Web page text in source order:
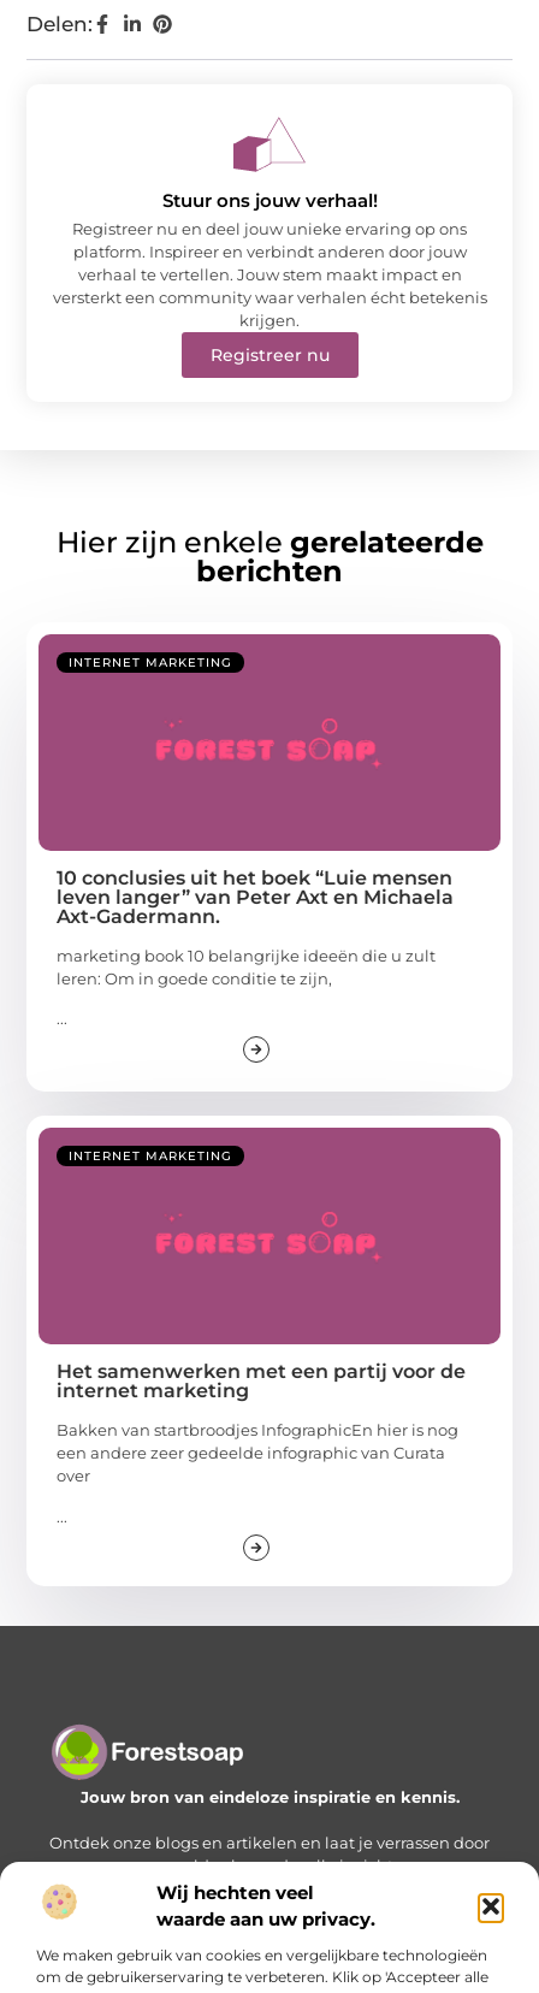
Wij hechten veel
waarde aan uw privacy.
We maken gebruik van cookies en vergelijkbare technologieën
om de gebruikerservaring te verbeteren. Klik op 'Accepteer alle
Delen:
Stuur ons jouw verhaal!
Registreer nu en deel jouw unieke ervaring op ons
platform. Inspireer en verbindt anderen door jouw
verhaal te vertellen. Jouw stem maakt impact en
versterkt een community waar verhalen écht betekenis
krijgen.
Registreer nu
Hier zijn enkele gerelateerde
berichten
INTERNET MARKETING
10 conclusies uit het boek “Luie mensen
leven langer” van Peter Axt en Michaela
Axt-Gadermann.
marketing book 10 belangrijke ideeën die u zult
leren: Om in goede conditie te zijn,
...
INTERNET MARKETING
Het samenwerken met een partij voor de
internet marketing
Bakken van startbroodjes InfographicEn hier is nog
een andere zeer gedeelde infographic van Curata
over
...
Jouw bron van eindeloze inspiratie en kennis.
Ontdek onze blogs en artikelen en laat je verrassen door
een wereld vol waardevolle inzichten.
Bericht categorie